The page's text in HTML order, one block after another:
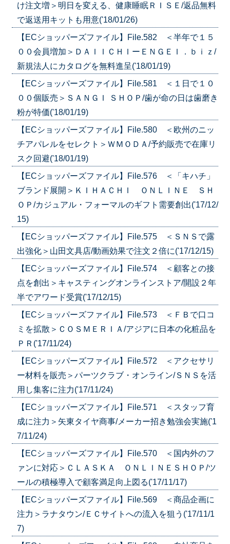
け注文増＞明日を変える、健康睡眠ＲＩＳＥ/返品無料
で返送用キットも用意('18/01/26)
【ECショッパーズファイル】File.582 ＜半年で１５
００会員増加＞ＤＡＩＩＣＨＩーＥＮＧＥＩ．ｂｉｚ/
新規法人にカタログを無料進呈('18/01/19)
【ECショッパーズファイル】File.581 ＜１日で１０
００個販売＞ＳＡＮＧＩ ＳＨＯＰ/歯が命の日は歯磨き
粉が特価('18/01/19)
【ECショッパーズファイル】File.580 ＜欧州のニッ
チアパレルをセレクト＞ＷＭＯＤＡ/予約販売で在庫リ
スク回避('18/01/19)
【ECショッパーズファイル】File.576 ＜「キハチ」
ブランド展開＞ＫＩＨＡＣＨＩ ＯＮＬＩＮＥ ＳＨ
ＯＰ/カジュアル・フォーマルのギフト需要創出('17/12/
15)
【ECショッパーズファイル】File.575 ＜ＳＮＳで露
出強化＞山田文具店/動画効果で注文２倍に('17/12/15)
【ECショッパーズファイル】File.574 ＜顧客との接
点を創出＞キャスティングオンラインストア/開設２年
半でアワード受賞('17/12/15)
【ECショッパーズファイル】File.573 ＜ＦＢで口コ
ミを拡散＞ＣＯＳＭＥＲＩＡ/アジアに日本の化粧品を
ＰＲ('17/11/24)
【ECショッパーズファイル】File.572 ＜アクセサリ
ー材料を販売＞パーツクラブ・オンライン/ＳＮＳを活
用し集客に注力('17/11/24)
【ECショッパーズファイル】File.571 ＜スタッフ育
成に注力＞矢東タイヤ商事/メーカー招き勉強会実施('1
7/11/24)
【ECショッパーズファイル】File.570 ＜国内外のフ
ァンに対応＞ＣＬＡＳＫＡ ＯＮＬＩＮＥＳＨＯＰ/ツ
ールの積極導入で顧客満足向上図る('17/11/17)
【ECショッパーズファイル】File.569 ＜商品企画に
注力＞ラナタウン/ＥＣサイトへの流入を狙う('17/11/1
7)